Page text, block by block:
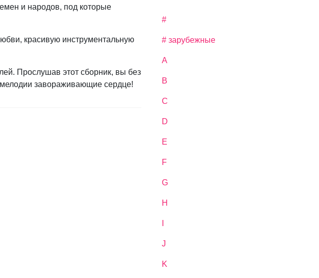
и народов, под которые
красивую инструментальную
Прослушав этот сборник, вы без
завораживающие сердце!
#
# зарубежные
A
B
C
D
E
F
G
H
J
K